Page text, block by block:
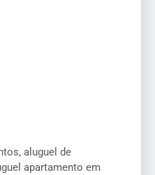
aluguel de
apartamento em